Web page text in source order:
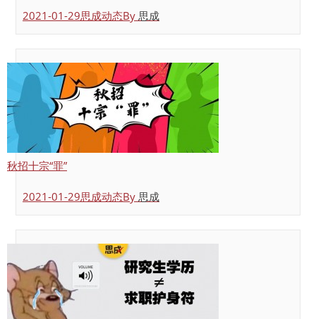
2021-01-29思成动态By 思成
秋招十宗“罪”
2021-01-29思成动态By 思成